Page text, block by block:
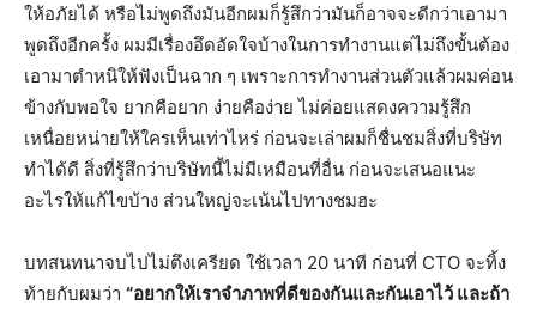
ให้อภัยได้ หรือไม่พูดถึงมันอีกผมก็รู้สึกว่ามันก็อาจจะดีกว่าเอามา
พูดถึงอีกครั้ง ผมมีเรื่องอึดอัดใจบ้างในการทำงานแต่ไม่ถึงขั้นต้อง
เอามาตำหนิให้ฟังเป็นฉาก ๆ เพราะการทำงานส่วนตัวแล้วผมค่อน
ข้างกับพอใจ ยากคือยาก ง่ายคือง่าย ไม่ค่อยแสดงความรู้สึก
เหนื่อยหน่ายให้ใครเห็นเท่าไหร่ ก่อนจะเล่าผมก็ชื่นชมสิ่งที่บริษัท
ทำได้ดี สิ่งที่รู้สึกว่าบริษัทนี้ไม่มีเหมือนที่อื่น ก่อนจะเสนอแนะ
อะไรให้แก้ไขบ้าง ส่วนใหญ่จะเน้นไปทางชมฮะ
บทสนทนาจบไปไม่ตึงเครียด ใช้เวลา 20 นาที ก่อนที่ CTO จะทิ้ง
ท้ายกับผมว่า “อยากให้เราจำภาพที่ดีของกันและกันเอาไว้ และถ้า